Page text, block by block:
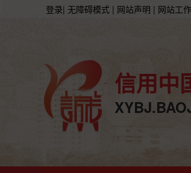
登录| 无障碍模式 | 网站声明 | 网站工
信用中